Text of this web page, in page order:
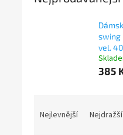
swing
vel.
385
Nejlevnější Nejdražší